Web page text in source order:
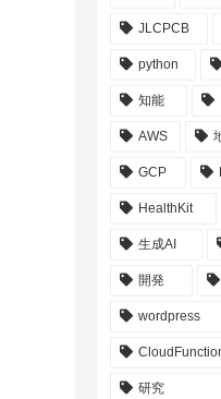
JLCPCB
python
知能
AWS
GCP
HealthKit
生成AI
開発
wordpress
研究